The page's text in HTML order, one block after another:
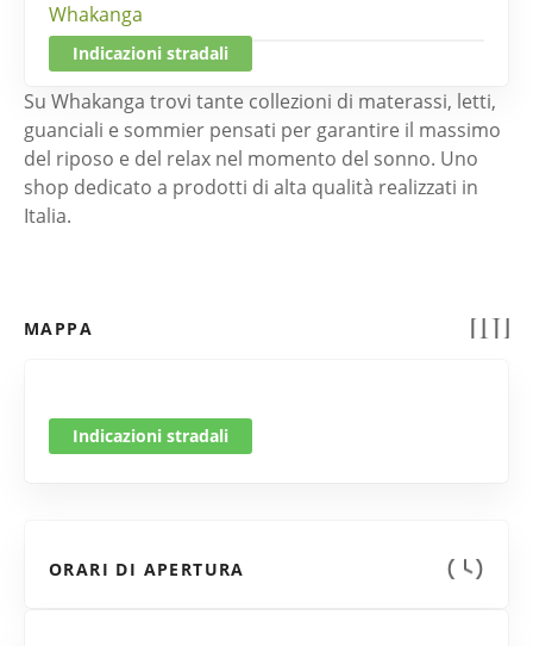
Whakanga
Indicazioni stradali
Su Whakanga trovi tante collezioni di materassi, letti,
guanciali e sommier pensati per garantire il massimo
del riposo e del relax nel momento del sonno. Uno
shop dedicato a prodotti di alta qualità realizzati in
Italia.
MAPPA
Indicazioni stradali
ORARI DI APERTURA